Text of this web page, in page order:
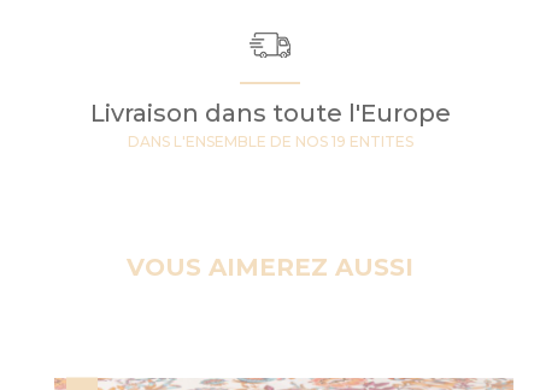
Livraison dans toute l'Europe
DANS L'ENSEMBLE DE NOS 19 ENTITES
VOUS AIMEREZ AUSSI